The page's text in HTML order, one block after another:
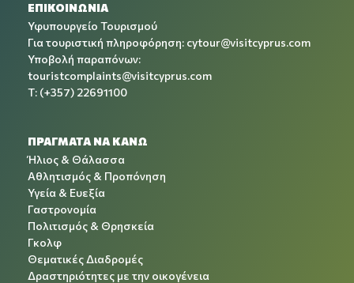
ΕΠΙΚΟΙΝΩΝΙΑ
Υφυπουργείο Τουρισμού
Για τουριστική πληροφόρηση: cytour@visitcyprus.com
Υποβολή παραπόνων:
touristcomplaints@visitcyprus.com
T: (+357) 22691100
ΠΡΑΓΜΑΤΑ ΝΑ ΚΑΝΩ
Ήλιος & Θάλασσα
Αθλητισμός & Προπόνηση
Υγεία & Ευεξία
Γαστρονομία
Πολιτισμός & Θρησκεία
Γκολφ
Θεματικές Διαδρομές
Δραστηριότητες με την οικογένεια